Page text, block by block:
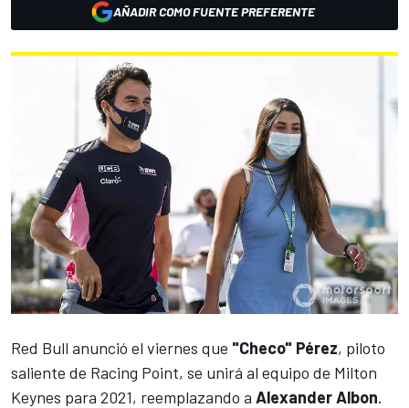
AÑADIR COMO FUENTE PREFERENTE
Red Bull anunció el viernes que "Checo" Pérez, piloto
saliente de Racing Point, se unirá al equipo de Milton
Keynes para 2021, reemplazando a Alexander Albon.